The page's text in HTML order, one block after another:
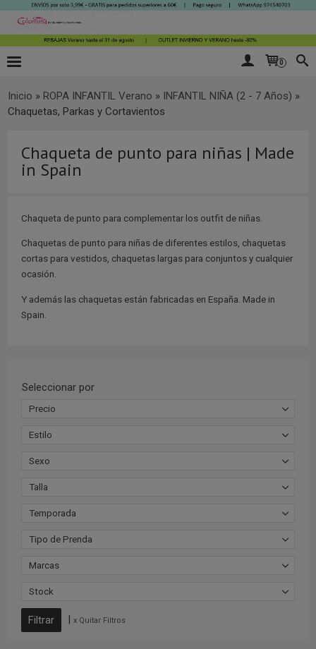
0
Inicio » ROPA INFANTIL Verano » INFANTIL NIÑA (2 - 7 Años) »
Chaquetas, Parkas y Cortavientos
Chaqueta de punto para niñas | Made
in Spain
Chaqueta de punto para complementar los outfit de niñas.
Chaquetas de punto para niñas de diferentes estilos, chaquetas
cortas para vestidos, chaquetas largas para conjuntos y cualquier
ocasión.
Y además las chaquetas están fabricadas en España. Made in
Spain.
Seleccionar por
Precio
Estilo
Sexo
Talla
Temporada
Tipo de Prenda
Marcas
Stock
x Quitar Filtros